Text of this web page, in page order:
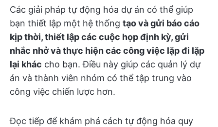
Các giải pháp tự động hóa dự án có thể giúp
bạn thiết lập một hệ thống tạo và gửi báo cáo
kịp thời, thiết lập các cuộc họp định kỳ, gửi
nhắc nhở và thực hiện các công việc lặp đi lặp
lại khác cho bạn. Điều này giúp các quản lý dự
án và thành viên nhóm có thể tập trung vào
công việc chiến lược hơn.
Đọc tiếp để khám phá cách tự động hóa quy